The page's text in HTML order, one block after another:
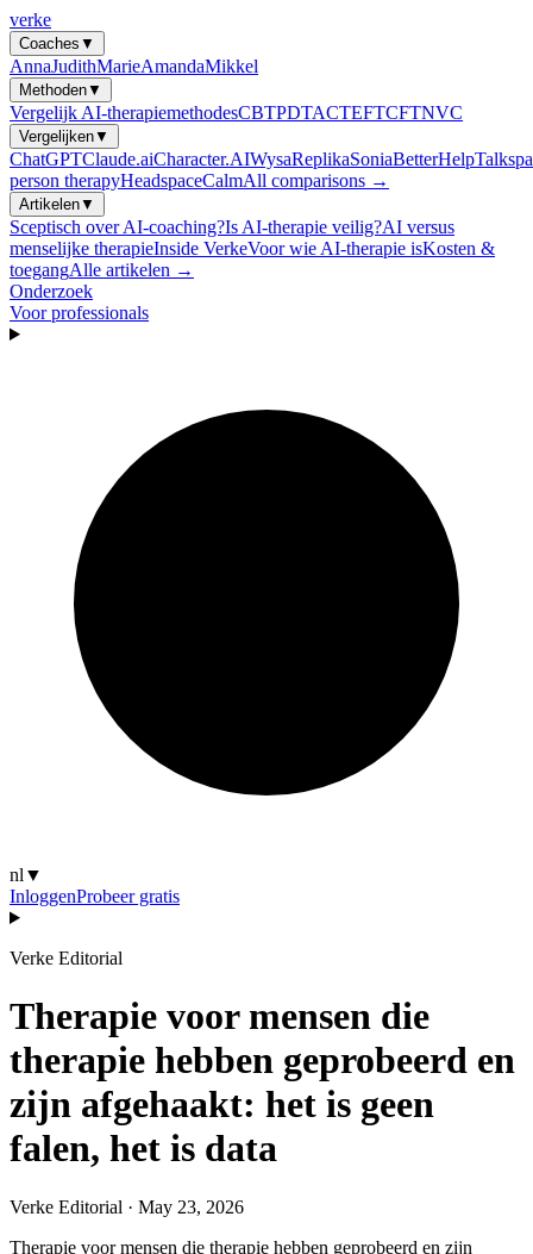
verke
Coaches ▼
AnnaJudithMarieAmandaMikkel
Methoden▼
Vergelijk AI-therapiemethodesCBTPDTACTEFTCFTNVC
Vergelijken▼
ChatGPTClaude.aiCharacter.AIWysaReplikaSoniaBetterHelp
person therapyHeadspaceCalmAll comparisons →
Artikelen▼
Sceptisch over AI-coaching?Is AI-therapie veilig?AI versus
menselijke therapieInside VerkeVoor wie AI-therapie isKosten &
toegangAlle artikelen →
Onderzoek
Voor professionals
nl ▼
InloggenProbeer gratis
Verke Editorial
Therapie voor mensen die
therapie hebben geprobeerd en
zijn afgehaakt: het is geen
falen, het is data
Verke Editorial · May 23, 2026
Therapie voor mensen die therapie hebben geprobeerd en zijn